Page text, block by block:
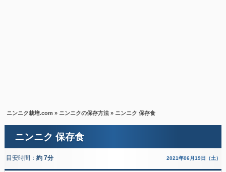
ニンニク栽培.com » ニンニクの保存方法 » ニンニク 保存食
ニンニク 保存食
目安時間： 約 7分 2021年06月19日（土）